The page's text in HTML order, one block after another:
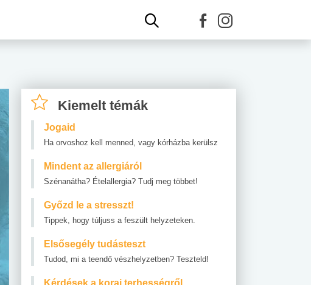
Kiemelt témák
Jogaid
Ha orvoshoz kell menned, vagy kórházba kerülsz
Mindent az allergiáról
Szénanátha? Ételallergia? Tudj meg többet!
Győzd le a stresszt!
Tippek, hogy túljuss a feszült helyzeteken.
Elsősegély tudásteszt
Tudod, mi a teendő vészhelyzetben? Teszteld!